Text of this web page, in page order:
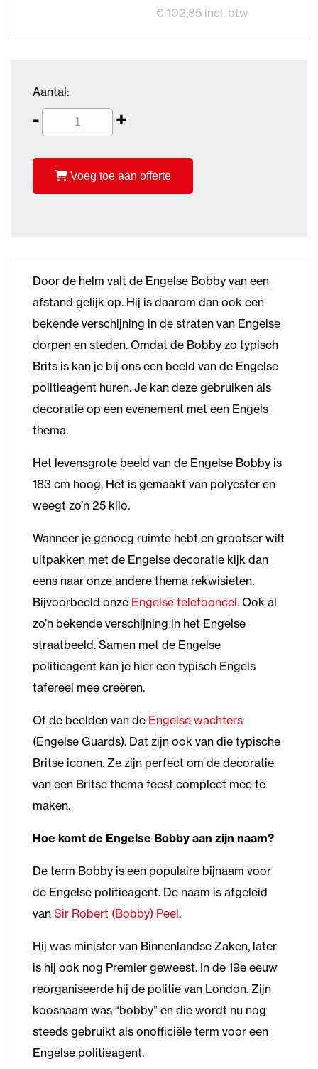
€ 102,85 incl. btw
Aantal:
- +
Voeg toe aan offerte
Door de helm valt de Engelse Bobby van een
afstand gelijk op. Hij is daarom dan ook een
bekende verschijning in de straten van Engelse
dorpen en steden. Omdat de Bobby zo typisch
Brits is kan je bij ons een beeld van de Engelse
politieagent huren. Je kan deze gebruiken als
decoratie op een evenement met een Engels
thema.
Het levensgrote beeld van de Engelse Bobby is
183 cm hoog. Het is gemaakt van polyester en
weegt zo’n 25 kilo.
Wanneer je genoeg ruimte hebt en grootser wilt
uitpakken met de Engelse decoratie kijk dan
eens naar onze andere thema rekwisieten.
Bijvoorbeeld onze Engelse telefooncel. Ook al
zo’n bekende verschijning in het Engelse
straatbeeld. Samen met de Engelse
politieagent kan je hier een typisch Engels
tafereel mee creëren.
Of de beelden van de Engelse wachters
(Engelse Guards). Dat zijn ook van die typische
Britse iconen. Ze zijn perfect om de decoratie
van een Britse thema feest compleet mee te
maken.
Hoe komt de Engelse Bobby aan zijn naam?
De term Bobby is een populaire bijnaam voor
de Engelse politieagent. De naam is afgeleid
van Sir Robert (Bobby) Peel.
Hij was minister van Binnenlandse Zaken, later
is hij ook nog Premier geweest. In de 19e eeuw
reorganiseerde hij de politie van London. Zijn
koosnaam was “bobby” en die wordt nu nog
steeds gebruikt als onofficiële term voor een
Engelse politieagent.